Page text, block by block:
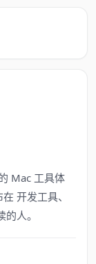
Mac 工具体
开发工具、
人。